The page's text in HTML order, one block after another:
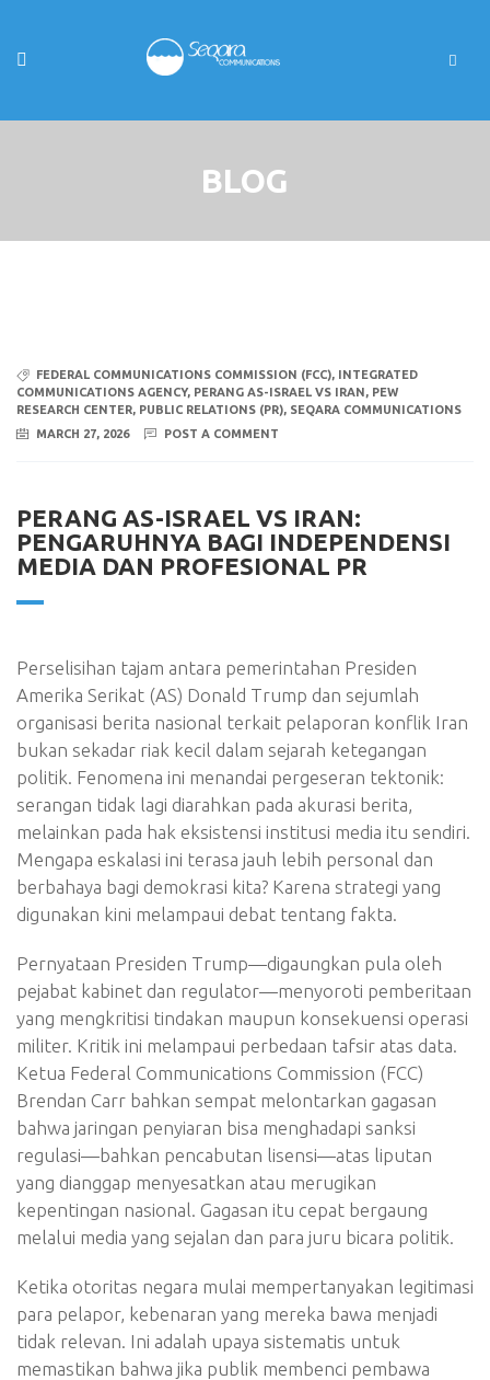
BLOG
FEDERAL COMMUNICATIONS COMMISSION (FCC), INTEGRATED
COMMUNICATIONS AGENCY, PERANG AS-ISRAEL VS IRAN, PEW
RESEARCH CENTER, PUBLIC RELATIONS (PR), SEQARA COMMUNICATIONS
MARCH 27, 2026
POST A COMMENT
PERANG AS-ISRAEL VS IRAN:
PENGARUHNYA BAGI INDEPENDENSI
MEDIA DAN PROFESIONAL PR
Perselisihan tajam antara pemerintahan Presiden
Amerika Serikat (AS) Donald Trump dan sejumlah
organisasi berita nasional terkait pelaporan konflik Iran
bukan sekadar riak kecil dalam sejarah ketegangan
politik. Fenomena ini menandai pergeseran tektonik:
serangan tidak lagi diarahkan pada akurasi berita,
melainkan pada hak eksistensi institusi media itu sendiri.
Mengapa eskalasi ini terasa jauh lebih personal dan
berbahaya bagi demokrasi kita? Karena strategi yang
digunakan kini melampaui debat tentang fakta.
Pernyataan Presiden Trump—digaungkan pula oleh
pejabat kabinet dan regulator—menyoroti pemberitaan
yang mengkritisi tindakan maupun konsekuensi operasi
militer. Kritik ini melampaui perbedaan tafsir atas data.
Ketua Federal Communications Commission (FCC)
Brendan Carr bahkan sempat melontarkan gagasan
bahwa jaringan penyiaran bisa menghadapi sanksi
regulasi—bahkan pencabutan lisensi—atas liputan
yang dianggap menyesatkan atau merugikan
kepentingan nasional. Gagasan itu cepat bergaung
melalui media yang sejalan dan para juru bicara politik.
Ketika otoritas negara mulai mempertanyakan legitimasi
para pelapor, kebenaran yang mereka bawa menjadi
tidak relevan. Ini adalah upaya sistematis untuk
memastikan bahwa jika publik membenci pembawa